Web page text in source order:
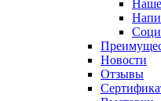
Наше
Новости
Отзывы